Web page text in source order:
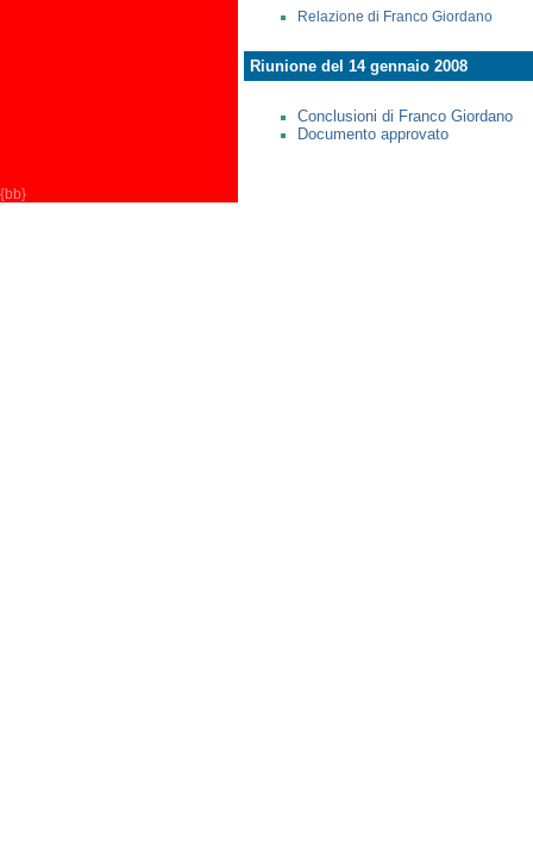
Relazione di Franco Giordano
Riunione del 14 gennaio 2008
Conclusioni di Franco Giordano
Documento approvato
{bb}